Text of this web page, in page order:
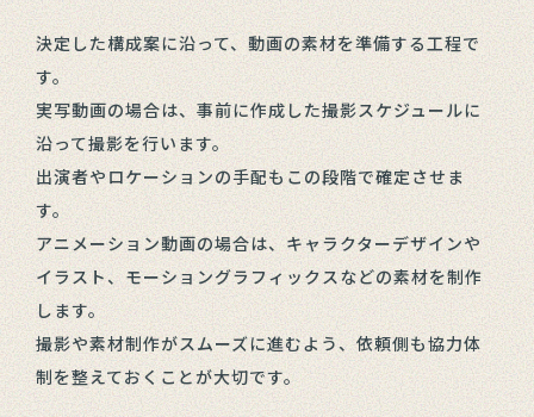
決定した構成案に沿って、動画の素材を準備する工程で
す。
実写動画の場合は、事前に作成した撮影スケジュールに
沿って撮影を行います。
出演者やロケーションの手配もこの段階で確定させま
す。
アニメーション動画の場合は、キャラクターデザインや
イラスト、モーショングラフィックスなどの素材を制作
します。
撮影や素材制作がスムーズに進むよう、依頼側も協力体
制を整えておくことが大切です。